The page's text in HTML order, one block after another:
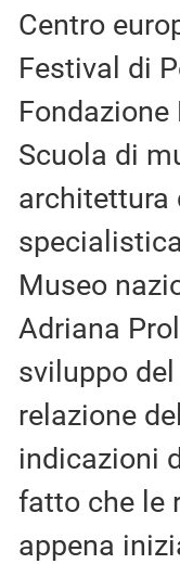
Centro
Festival di
Scuola di
architettura
Museo
Adriana
sviluppo
relazione
indicazioni
fatto che le
appena